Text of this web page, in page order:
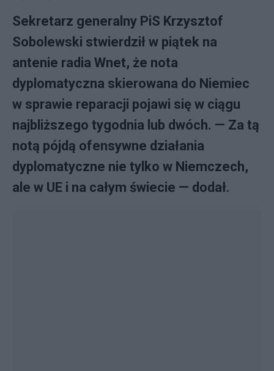
Sekretarz generalny PiS Krzysztof
Sobolewski stwierdził w piątek na
antenie radia Wnet, że nota
dyplomatyczna skierowana do Niemiec
w sprawie reparacji pojawi się w ciągu
najbliższego tygodnia lub dwóch. — Za tą
notą pójdą ofensywne działania
dyplomatyczne nie tylko w Niemczech,
ale w UE i na całym świecie — dodał.